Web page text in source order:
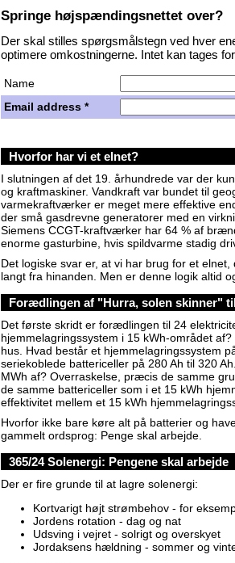
Springe højspændingsnettet over?
Der skal stilles spørgsmålstegn ved hver
optimere omkostningerne. Intet kan tages
Name
Email address *
Hvorfor har vi et elnet?
I slutningen af det 19. århundrede var der
og kraftmaskiner. Vandkraft var bundet til
varmekraftværker er meget mere effektive
der små gasdrevne generatorer med en
Siemens CCGT-kraftværker har 64 % af
enorme gasturbine, hvis spildvarme stadig
Det logiske svar er, at vi har brug for et
langt fra hinanden. Men er denne logik altid
Forædlingen af "Hurra, solen skinner"
Det første skridt er forædlingen til 24
hjemmelagringssystem i 15 kWh-området
hus. Hvad består et hjemmelagringssystem
seriekoblede battericeller på 280 Ah til 320
MWh af? Overraskelse, præcis de samme
de samme battericeller som i et 15 kWh
effektivitet mellem et 15 kWh
Hvorfor ikke bare køre alt på batterier og
gammelt ordsprog: Penge skal arbejde.
365/24 Solenergi: Pengene skal arbejde
Der er fire grunde til at lagre solenergi:
Kortvarigt højt strømbehov - for
Jordens rotation - dag og nat
Udsving i vejret - solrigt og overskyet
Jordaksens hældning - sommer og